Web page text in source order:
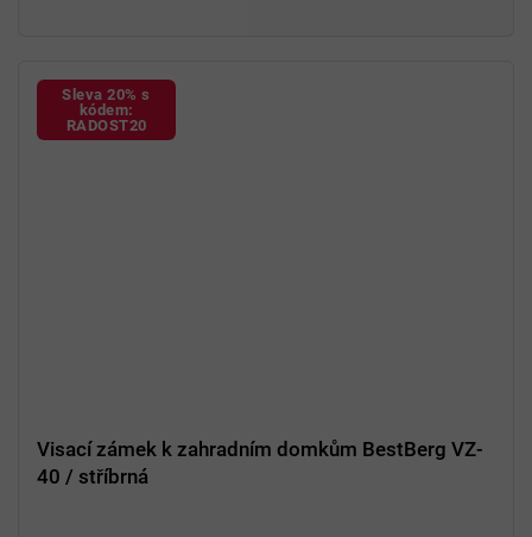
Sleva 20% s
kódem:
RADOST20
Visací zámek k zahradním domkům BestBerg VZ-
40 / stříbrná